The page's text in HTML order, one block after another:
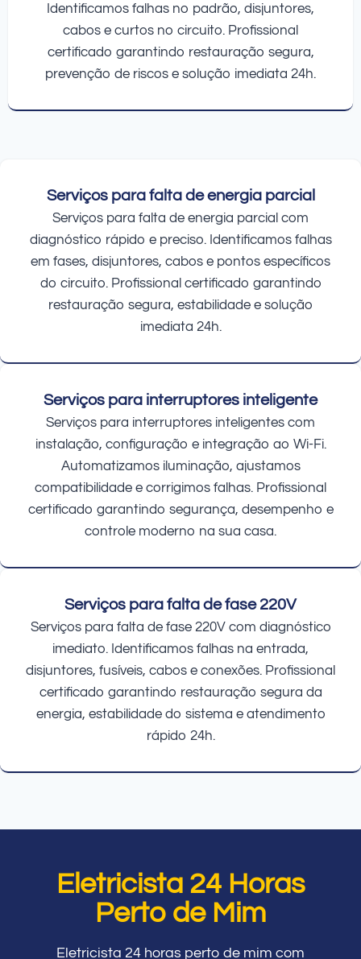
Identificamos falhas no padrão, disjuntores,
cabos e curtos no circuito. Profissional
certificado garantindo restauração segura,
prevenção de riscos e solução imediata 24h.
Serviços para falta de energia parcial
Serviços para falta de energia parcial com
diagnóstico rápido e preciso. Identificamos falhas
em fases, disjuntores, cabos e pontos específicos
do circuito. Profissional certificado garantindo
restauração segura, estabilidade e solução
imediata 24h.
Serviços para interruptores inteligente
Serviços para interruptores inteligentes com
instalação, configuração e integração ao Wi-Fi.
Automatizamos iluminação, ajustamos
compatibilidade e corrigimos falhas. Profissional
certificado garantindo segurança, desempenho e
controle moderno na sua casa.
Serviços para falta de fase 220V
Serviços para falta de fase 220V com diagnóstico
imediato. Identificamos falhas na entrada,
disjuntores, fusíveis, cabos e conexões. Profissional
certificado garantindo restauração segura da
energia, estabilidade do sistema e atendimento
rápido 24h.
Eletricista 24 Horas
Perto de Mim
Eletricista 24 horas perto de mim com